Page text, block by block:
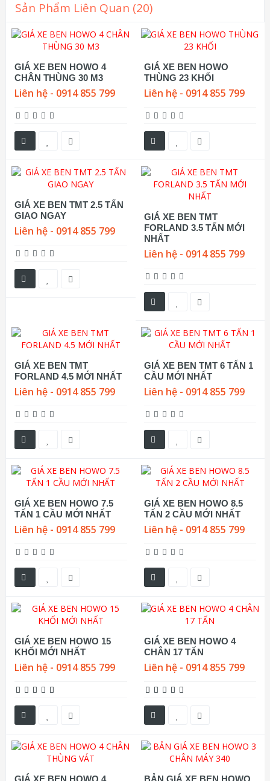
Sản Phẩm Liên Quan (20)
GIÁ XE BEN HOWO 4
CHÂN THÙNG 30 M3
Liên hệ - 0914 855 799
GIÁ XE BEN HOWO
THÙNG 23 KHỐI
Liên hệ - 0914 855 799
GIÁ XE BEN TMT 2.5 TẤN
GIAO NGAY
Liên hệ - 0914 855 799
GIÁ XE BEN TMT
FORLAND 3.5 TẤN MỚI
NHẤT
Liên hệ - 0914 855 799
GIÁ XE BEN TMT
FORLAND 4.5 MỚI NHẤT
Liên hệ - 0914 855 799
GIÁ XE BEN TMT 6 TẤN 1
CẦU MỚI NHẤT
Liên hệ - 0914 855 799
GIÁ XE BEN HOWO 7.5
TẤN 1 CẦU MỚI NHẤT
Liên hệ - 0914 855 799
GIÁ XE BEN HOWO 8.5
TẤN 2 CẦU MỚI NHẤT
Liên hệ - 0914 855 799
GIÁ XE BEN HOWO 15
KHỐI MỚI NHẤT
Liên hệ - 0914 855 799
GIÁ XE BEN HOWO 4
CHÂN 17 TẤN
Liên hệ - 0914 855 799
GIÁ XE BEN HOWO 4
BẢN GIÁ XE BEN HOWO